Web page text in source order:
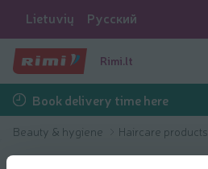
Lietuvių Русский
Rimi.lt
Book delivery time here
Beauty & hygiene Haircare products